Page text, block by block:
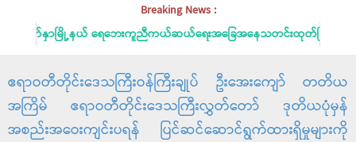
Breaking News :
မျက်နှာမြို့နယ် ရေဘေးကူညီကယ်ဆယ်ရေးအခြေအနေသတင်းထုတ်ပြန်ခြင်း
ဧရာဝတီတိုင်းဒေသကြီးဝန်ကြီးချုပ် ဦးအေးကျော် တတိယ
အကြိမ် ဧရာဝတီတိုင်းဒေသကြီးလွှတ်တော် ဒုတိယပုံမှန်
အစည်းအဝေးကျင်းပရန် ပြင်ဆင်ဆောင်ရွက်ထားရှိမှုများကို